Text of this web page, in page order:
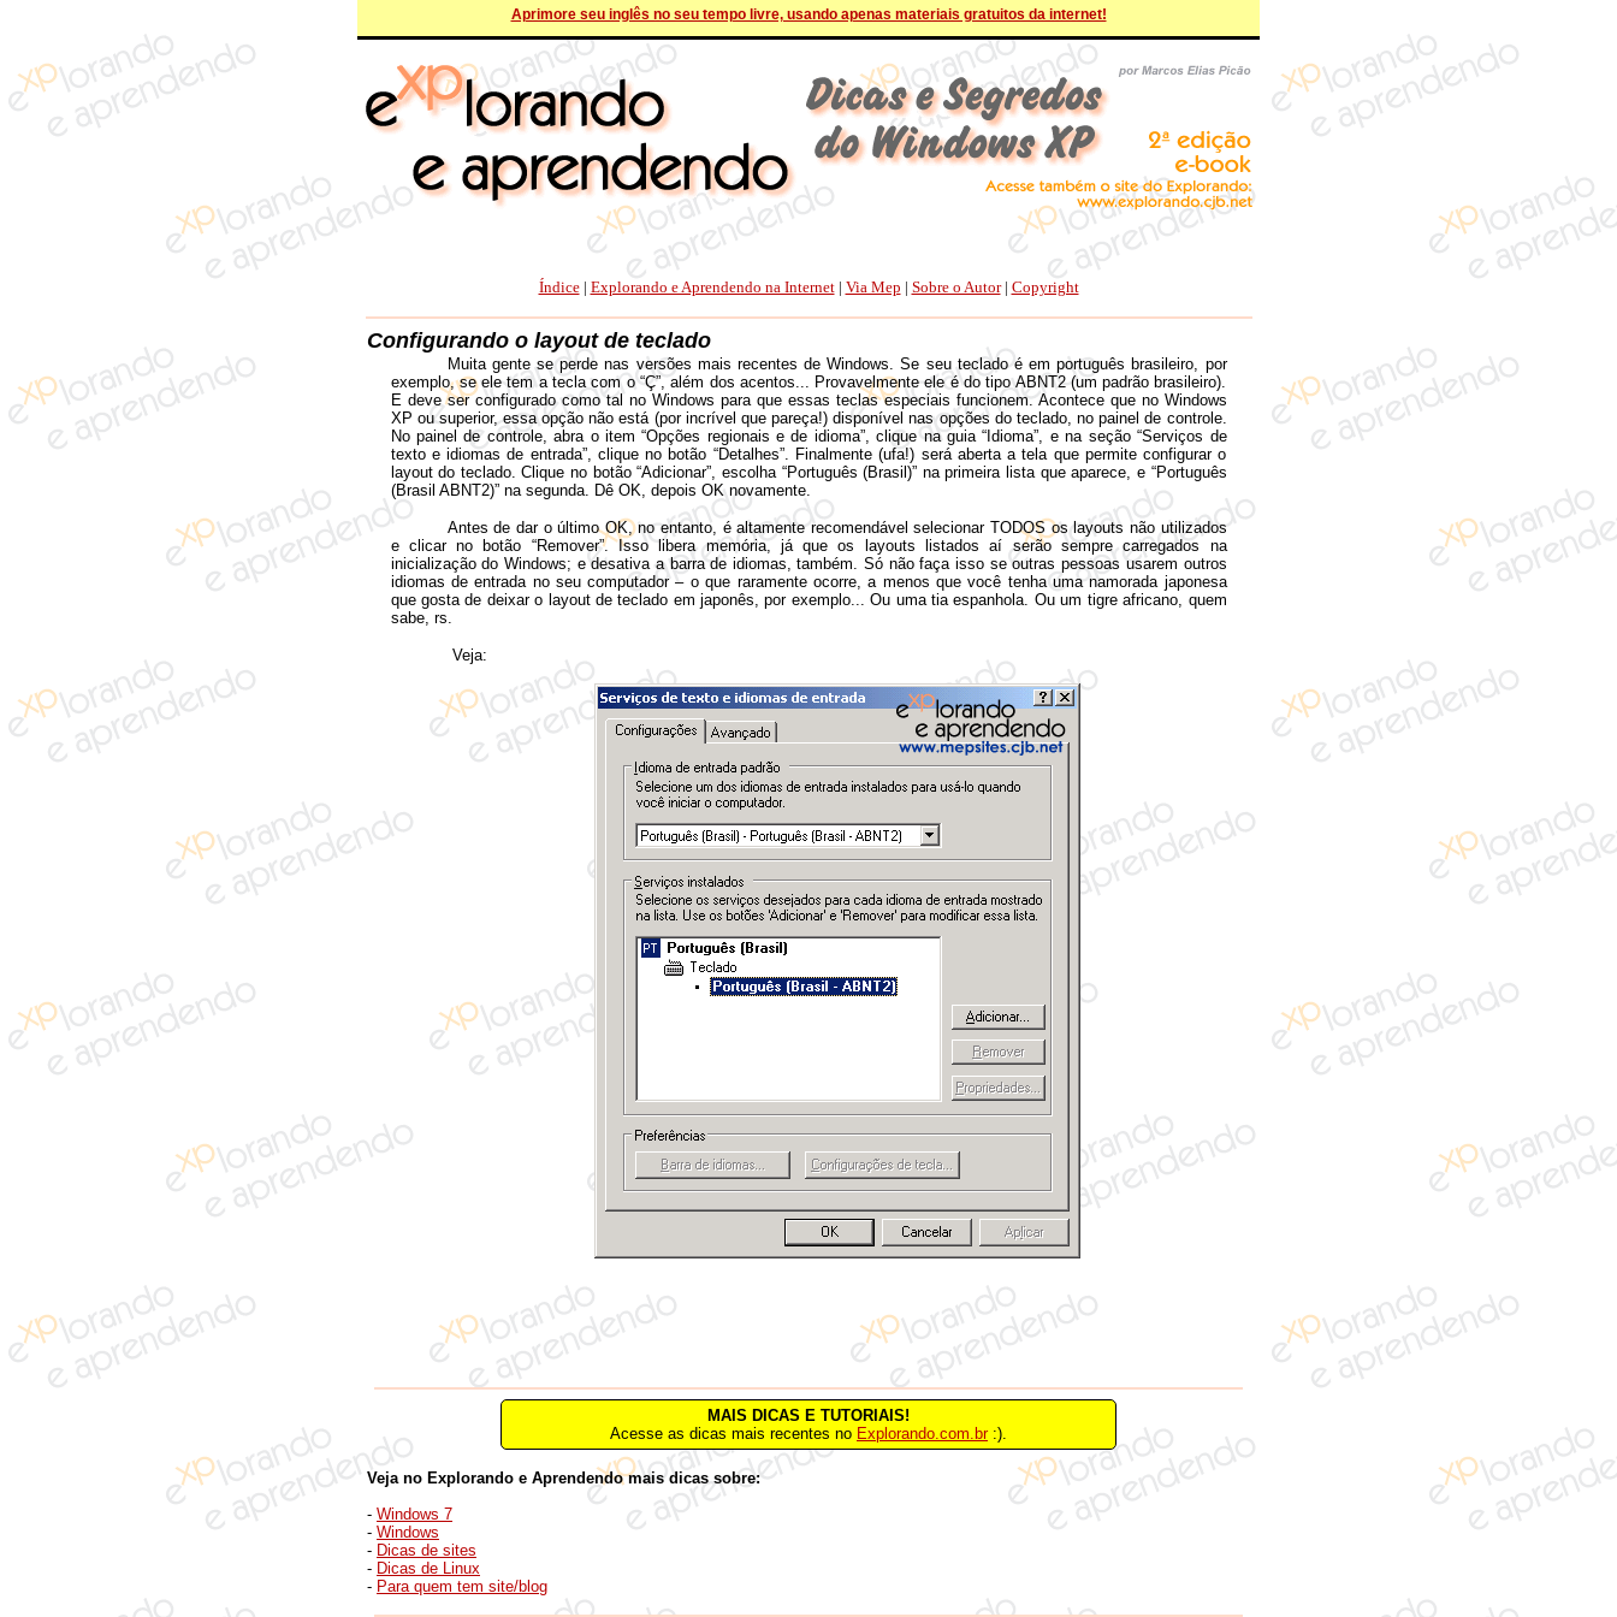
Aprimore seu inglês no seu tempo livre, usando apenas materiais gratuitos da internet!
Índice| Explorando e Aprendendo na Internet| Via Mep | Sobre o Autor| Copyright
Configurando o layout de teclado
Muita gente se perde nas versões mais recentes de Windows. Se seu teclado é em português brasileiro, por
exemplo, se ele tem a tecla com o “Ç”, além dos acentos... Provavelmente ele é do tipo ABNT2 (um padrão brasileiro).
E deve ser configurado como tal no Windows para que essas teclas especiais funcionem. Acontece que no Windows
XP ou superior, essa opção não está (por incrível que pareça!) disponível nas opções do teclado, no painel de controle.
No painel de controle, abra o item “Opções regionais e de idioma”, clique na guia “Idioma”, e na seção “Serviços de
texto e idiomas de entrada”, clique no botão “Detalhes”. Finalmente (ufa!) será aberta a tela que permite configurar o
layout do teclado. Clique no botão “Adicionar”, escolha “Português (Brasil)” na primeira lista que aparece, e “Português
(Brasil ABNT2)” na segunda. Dê OK, depois OK novamente.
Antes de dar o último OK, no entanto, é altamente recomendável selecionar TODOS os layouts não utilizados
e clicar no botão “Remover”. Isso libera memória, já que os layouts listados aí serão sempre carregados na
inicialização do Windows; e desativa a barra de idiomas, também. Só não faça isso se outras pessoas usarem outros
idiomas de entrada no seu computador – o que raramente ocorre, a menos que você tenha uma namorada japonesa
que gosta de deixar o layout de teclado em japonês, por exemplo... Ou uma tia espanhola. Ou um tigre africano, quem
sabe, rs.
Veja:
MAIS DICAS E TUTORIAIS!
Acesse as dicas mais recentes no Explorando.com.br:).
Veja no Explorando e Aprendendo mais dicas sobre:
- Windows 7
- Windows
- Dicas de sites
- Dicas de Linux
- Para quem tem site/blog